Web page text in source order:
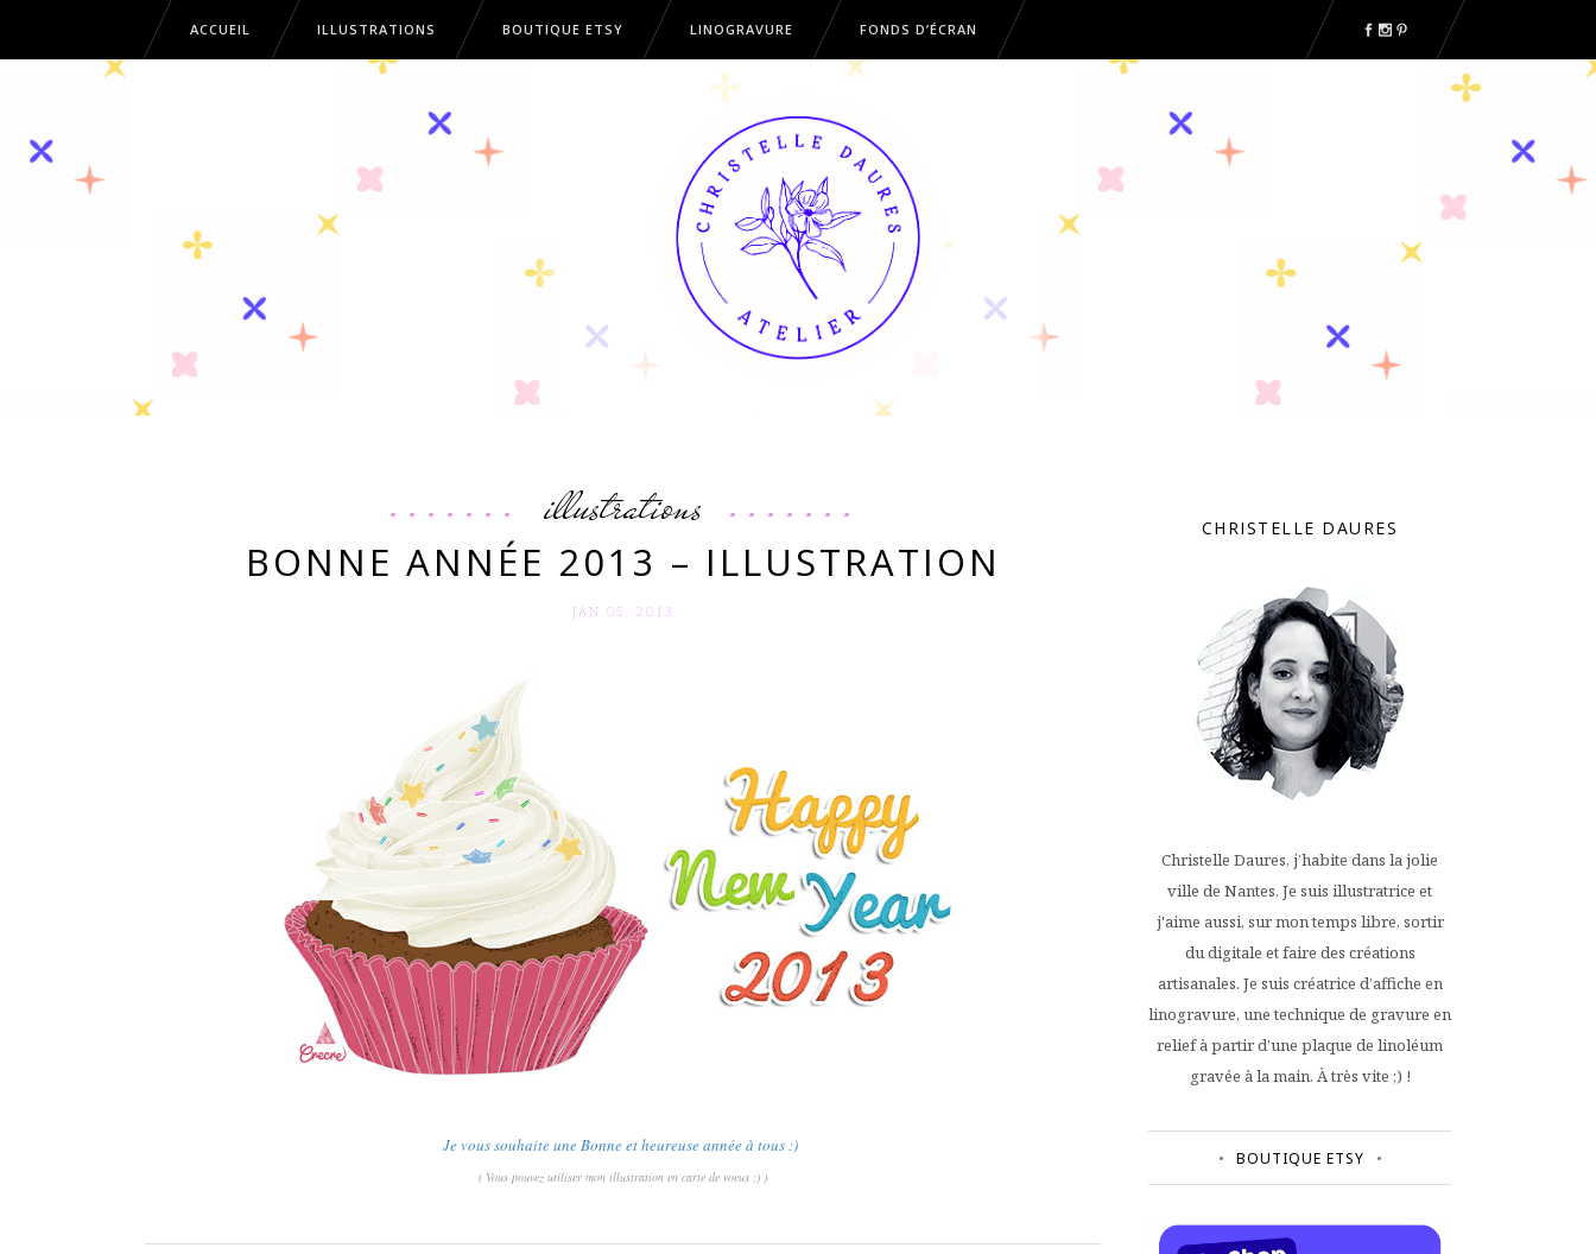
ACCUEIL ILLUSTRATIONS BOUTIQUE ETSY LINOGRAVURE FONDS D’ÉCRAN
illustrations
BONNE ANNÉE 2013 – ILLUSTRATION
JAN 05. 2013
Je vous souhaite une Bonne et heureuse année à tous :)
( Vous pouvez utiliser mon illustration en carte de voeux ;) )
CHRISTELLE DAURES
Christelle Daures, j’habite dans la jolie
ville de Nantes. Je suis illustratrice et
j'aime aussi, sur mon temps libre, sortir
du digitale et faire des créations
artisanales. Je suis créatrice d’affiche en
linogravure, une technique de gravure en
relief à partir d’une plaque de linoléum
gravée à la main. À très vite ;) !
BOUTIQUE ETSY